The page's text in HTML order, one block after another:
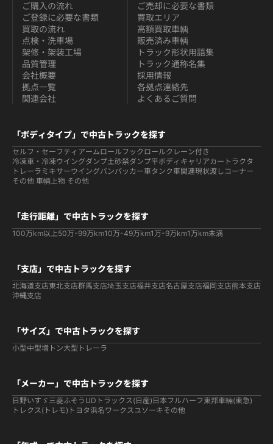
ご購入の流れ
ご登録に必要な書類
買取の流れ
ご売却に必要な書類
買取エリア
高額買取車輌
点検・洗車場
架修・架装工場
品質管理
販売済み車輌
トラック形状用語集
トラック通称名集
会社概要
拠点一覧
関連会社
採用情報
各拠点連絡先
よくあるご質問
「ボディタイプ」で中古トラックを探す
セルフ・セーフティ アームロールフックロールクレーン付き
冷凍車・冷凍ウイングダンプ土砂禁ダンプ平ボディ キャリアカー トラクタ
トレーラ ミキサーウイングバンパッカー車タンク車関連現状渡しコーナー
その他 車輌上物 その他
「走行距離」で中古トラックを探す
100万km以上50万-99万km10万-49万km1万-9万km1万km未満
「支店」で中古トラックを探す
北海道支店東北支店群馬支店埼玉支店福井支店名古屋支店福岡支店熊本支店
沖縄支店
「サイズ」で中古トラックを探す
小型中型増トン大型 トレーラ
「メーカー」で中古トラックを探す
日野いすゞ 三菱ふそう UDトラックス(日産) 日本フルハーフ 東邦車輛(東急)
トレクス(トレモ) トヨタ浜名ワークスユソーキその他